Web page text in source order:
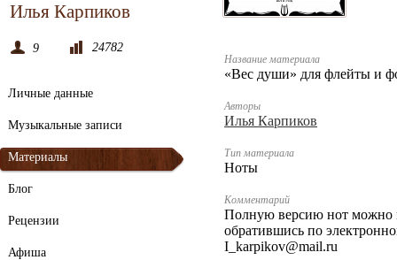
Илья Карпиков
9 24782
Личные данные
Музыкальные записи
Материалы
Блог
Рецензии
Афиша
Название материала
«Вес души» для флейты и
Авторы
Илья Карпиков
Тип материала
Ноты
Комментарий
Полную версию нот можно
обратившись по
I_karpikov@mail.ru